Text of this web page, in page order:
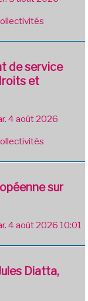
de service
et
4 août 2026
sur
4 août 2026 10:01
Diatta,